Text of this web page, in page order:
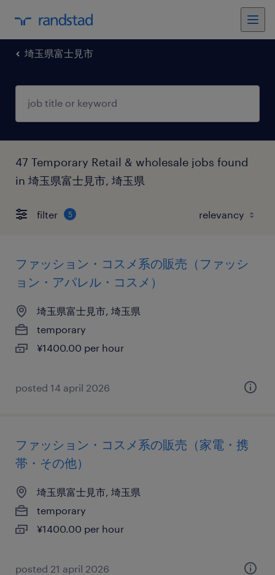
埼玉県富士見市
47 Temporary Retail & wholesale jobs found
in 埼玉県富士見市, 埼玉県
filter 5
ファッション・コスメ系の販売（ファッシ
ョン・アパレル・コスメ）
埼玉県富士見市, 埼玉県
temporary
¥1400.00 per hour
posted 14 april 2026
ファッション・コスメ系の販売（家電・携
帯・その他）
埼玉県富士見市, 埼玉県
temporary
¥1400.00 per hour
posted 21 april 2026